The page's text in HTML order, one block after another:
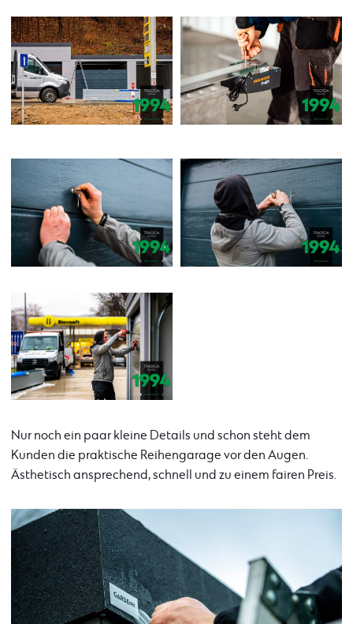
Nur noch ein paar kleine Details und schon steht dem
Kunden die praktische Reihengarage vor den Augen.
Ästhetisch ansprechend, schnell und zu einem fairen Preis.